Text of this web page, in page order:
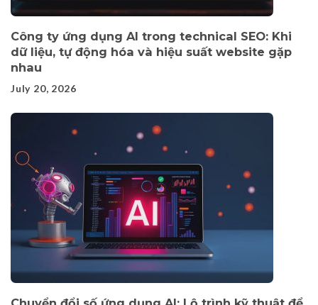
Công ty ứng dụng AI trong technical SEO: Khi
dữ liệu, tự động hóa và hiệu suất website gặp
nhau
July 20, 2026